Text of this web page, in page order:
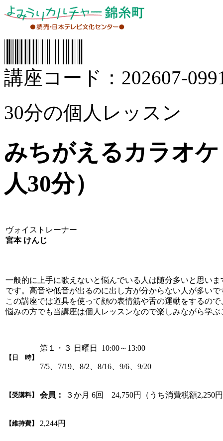
講座コード：202607-
30分の個人レッスン
みちがえるカラオ
人30分）
ヴォイストレーナー
宮本 けんじ
一般的に上手に歌えないと悩んでいる人は随分多いと思い
です。高音や低音が出るのに出し方が分からない人が多い
この講座では道具を使って顔の表情筋や舌の運動をするの
悩みの方でも当講座は個人レッスンなので楽しみながら学
【日 時】
第１・３ 日曜日 10:00～13:00
7/5、7/19、8/2、8/16、9/6、9/20
【受講料】 会員： ３か月 6回 24,750円（うち消費税額2,250
【維持費】 2,244円